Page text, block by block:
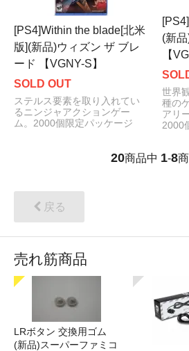
[PS4]Within the blade[北米
版](新品)ウィズン ザ ブレ
ード 【VGNY-S】
SOLD OUT
ステルス要素を取り入れてい
るニンジャアクションゲー
ム。2000個限定パッケージ
(新
【
世界
種の
アリ
2000
20商品中 1-8
戻る
売れ筋商品
LRボタン 交換用ゴム
(新品)スーパーファミコ